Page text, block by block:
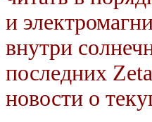
и
внутри
последних
новости о